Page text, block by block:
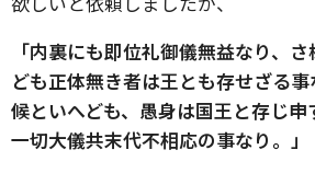
「内裏にも即位礼御儀無益なり、
ども正体無き者は王とも存せざる
候といへども、愚身は国王と存じ申
一切大儀共末代不相応の事なり。」